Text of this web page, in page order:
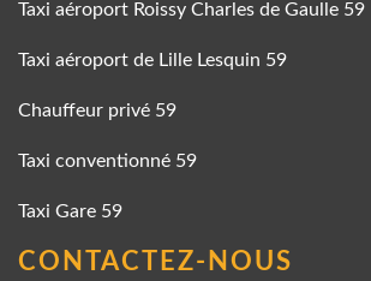
Taxi aéroport Roissy Charles de Gaulle 59
Taxi aéroport de Lille Lesquin 59
Chauffeur privé 59
Taxi conventionné 59
Taxi Gare 59
CONTACTEZ-NOUS